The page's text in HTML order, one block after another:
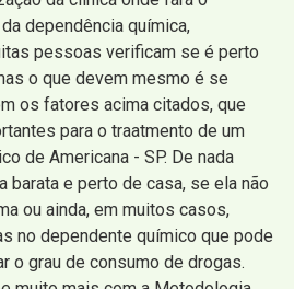
dependência química,
pessoas verificam se é perto
o que devem mesmo é se
os fatores acima citados, que
para o traatmento de um
de Americana - SP. De nada
barata e perto de casa, se ela não
ou ainda, em muitos casos,
no dependente químico que pode
o grau de consumo de drogas.